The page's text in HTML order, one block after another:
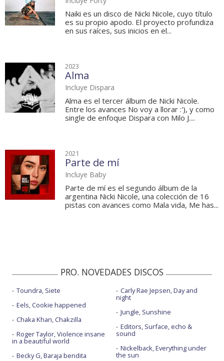
Naiki es un disco de Nicki Nicole, cuyo título
es su propio apodo. El proyecto profundiza
en sus raíces, sus inicios en el...
2023
Alma
Incluye Dispara
Alma es el tercer álbum de Nicki Nicole.
Entre los avances No voy a llorar :'), y como
single de enfoque Dispara con Milo J....
2021
Parte de mí
Incluye Baby
Parte de mí es el segundo álbum de la
argentina Nicki Nicole, una colección de 16
pistas con avances como Mala vida, Me has...
PRO. NOVEDADES DISCOS
Toundra, Siete
Eels, Cookie happened
Chaka Khan, Chakzilla
Roger Taylor, Violence insane
in a beautiful world
Becky G, Baraja bendita
Carly Rae Jepsen, Day and
night
Jungle, Sunshine
Editors, Surface, echo &
sound
Nickelback, Everything under
the sun